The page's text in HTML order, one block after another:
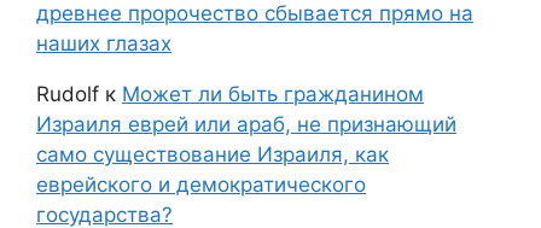
древнее пророчество сбывается прямо на
наших глазах
Rudolf к Может ли быть гражданином
Израиля еврей или араб, не признающий
само существование Израиля, как
еврейского и демократического
государства?